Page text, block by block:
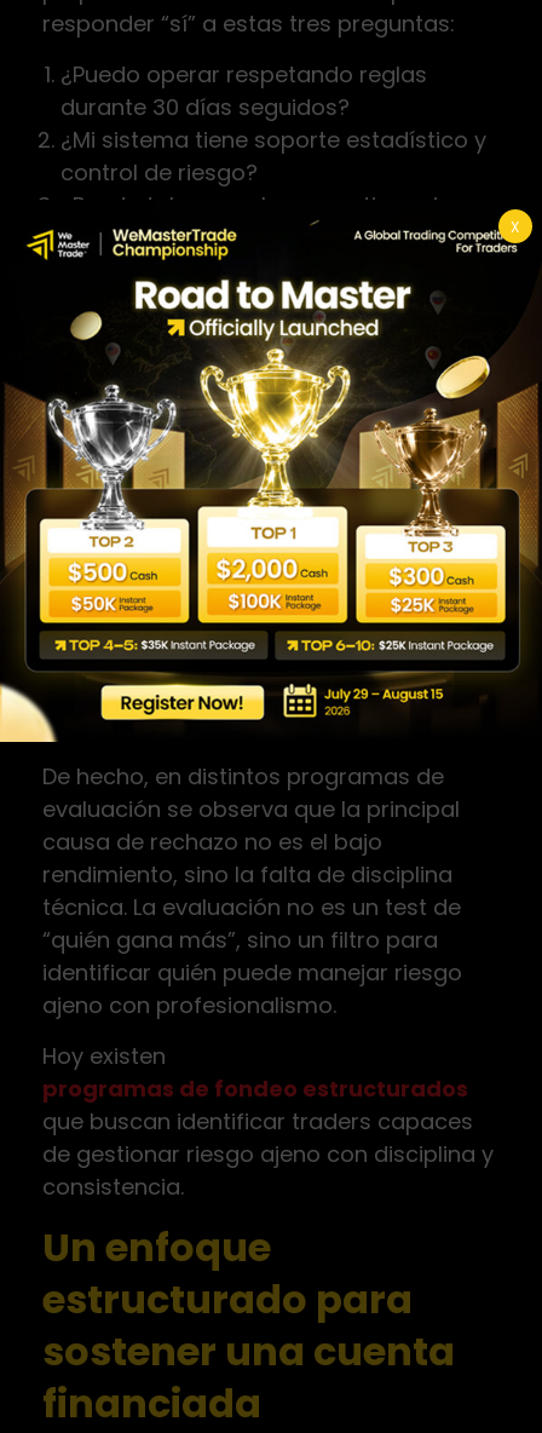
X
responder “sí” a estas tres preguntas:
¿Puedo operar respetando reglas
durante 30 días seguidos?
¿Mi sistema tiene soporte estadístico y
control de riesgo?
¿Puedo tolerar rachas negativas sin
destruir la cuenta?
Si la respuesta es “no” en alguna,
probablemente necesitas más
simulación.
Cuenta financiada de
trading: cúal es su rol
El mercado de las cuentas financiadas de
trading ha crecido de manera
exponencial y hoy existen opciones serias
para traders mexicanos que buscan
capital. Sin embargo, lo realmente
importante no es cuántas firmas existen,
sino si tú puedes operarlas sin incumplir
reglas.
De hecho, en distintos programas de
evaluación se observa que la principal
causa de rechazo no es el bajo
rendimiento, sino la falta de disciplina
técnica. La evaluación no es un test de
“quién gana más”, sino un filtro para
identificar quién puede manejar riesgo
ajeno con profesionalismo.
Hoy existen
programas de fondeo estructurados
que buscan identificar traders capaces
de gestionar riesgo ajeno con disciplina y
consistencia.
Un enfoque
estructurado para
sostener una cuenta
financiada